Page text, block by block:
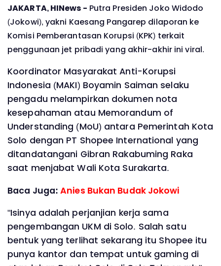
JAKARTA, HINews - Putra Presiden Joko Widodo
(Jokowi), yakni Kaesang Pangarep dilaporan ke
Komisi Pemberantasan Korupsi (KPK) terkait
penggunaan jet pribadi yang akhir-akhir ini viral.
Koordinator Masyarakat Anti-Korupsi
Indonesia (MAKI) Boyamin Saiman selaku
pengadu melampirkan dokumen nota
kesepahaman atau Memorandum of
Understanding (MoU) antara Pemerintah Kota
Solo dengan PT Shopee International yang
ditandatangani Gibran Rakabuming Raka
saat menjabat Wali Kota Surakarta.
Baca Juga:Anies Bukan Budak Jokowi
"Isinya adalah perjanjian kerja sama
pengembangan UKM di Solo. Salah satu
bentuk yang terlihat sekarang itu Shopee itu
punya kantor dan tempat untuk gaming di